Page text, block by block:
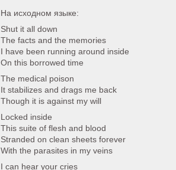
На исходном языке:
Shut it all down
The facts and the memories
I have been running around inside
On this borrowed time
The medical poison
It stabilizes and drags me back
Though it is against my will
Locked inside
This suite of flesh and blood
Stranded on clean sheets forever
With the parasites in my veins
I can hear your cries